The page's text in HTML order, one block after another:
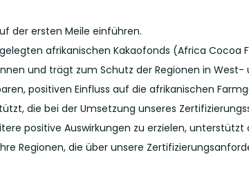
der ersten Meile einführen.
afrikanischen Kakaofonds (Africa Cocoa
und trägt zum Schutz der Regionen in West-
positiven Einfluss auf die afrikanischen
die bei der Umsetzung unseres
positive Auswirkungen zu erzielen, unterstützt
Regionen, die über unsere